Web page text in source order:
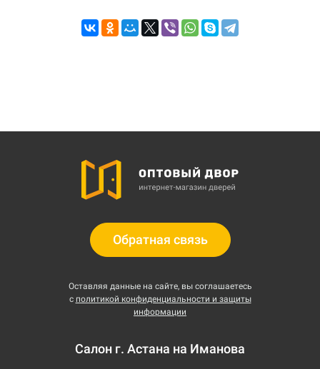
Обратная связь
Оставляя данные на сайте, вы соглашаетесь
с политикой конфиденциальности и защиты
информации
Салон г. Астана на Иманова